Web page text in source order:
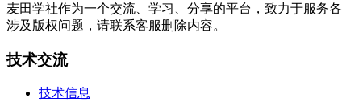
麦田学社作为一个交流、学习、分享的平台，致力于服务
涉及版权问题，请联系客服删除内容。
技术交流
技术信息